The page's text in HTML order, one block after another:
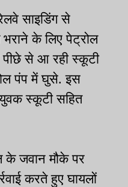
साइडिंग से
के लिए पेट्रोल
पीछे से आ रही स्कूटी
पंप में घुसे. इस
स्कूटी सहित
के जवान मौके पर
करते हुए घायलों